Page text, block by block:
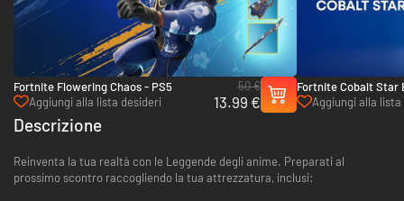
Fortnite Flowering Chaos - PS5
Aggiungi alla lista desideri
50 €
13.99 €
Fortnite Cobalt Star
Bucks - PS5
Aggiungi alla lista
Descrizione
Reinventa la tua realtà con le Leggende degli anime. Preparati al
prossimo scontro raccogliendo la tua attrezzatura, inclusi: